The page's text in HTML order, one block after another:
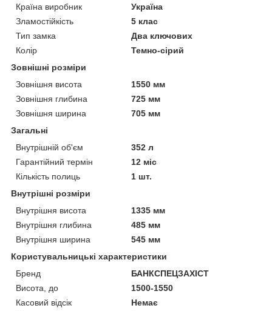
Країна виробник
Україна
Зламостійкість
5 клас
Тип замка
Два ключових
Колір
Темно-сірий
Зовнішні розміри
Зовнішня висота
1550 мм
Зовнішня глибина
725 мм
Зовнішня ширина
705 мм
Загальні
Внутрішній об'єм
352 л
Гарантійний термін
12 міс
Кількість полиць
1 шт.
Внутрішні розміри
Внутрішня висота
1335 мм
Внутрішня глибина
485 мм
Внутрішня ширина
545 мм
Користувальницькі характеристики
Бренд
БАНКСПЕЦЗАХІСТ
Висота, до
1500-1550
Касовий відсік
Немає